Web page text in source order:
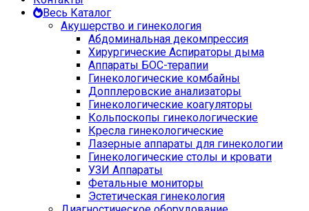
Весь Каталог
Акушерство и гинекология
Абдоминальная декомпрессия
Хирургические Аспираторы дыма
Аппараты БОС-терапии
Гинекологические комбайны
Допплеровские анализаторы
Гинекологические коагуляторы
Кольпоскопы гинекологические
Кресла гинекологические
Лазерные аппараты для гинекологии
Гинекологические столы и кровати
УЗИ Аппараты
Фетальные мониторы
Эстетическая гинекология